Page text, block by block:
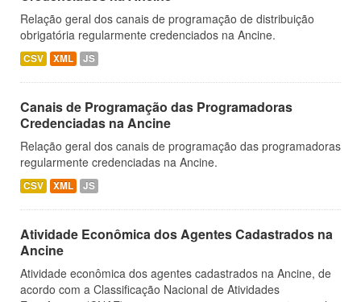
Relação geral dos canais de programação de distribuição
obrigatória regularmente credenciados na Ancine.
CSV XML JS
Canais de Programação das Programadoras
Credenciadas na Ancine
Relação geral dos canais de programação das programadoras
regularmente credenciadas na Ancine.
CSV XML JS
Atividade Econômica dos Agentes Cadastrados na
Ancine
Atividade econômica dos agentes cadastrados na Ancine, de
acordo com a Classificação Nacional de Atividades